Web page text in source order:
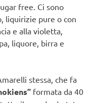
free. Ci sono
liquirizie pure o con
e alla violetta,
liquore, birra e
stessa, che fa
formata da 40